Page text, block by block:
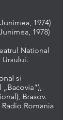
1974)
1978)
National
Ursului.
si
„Bacovia”),
Brasov.
Romania